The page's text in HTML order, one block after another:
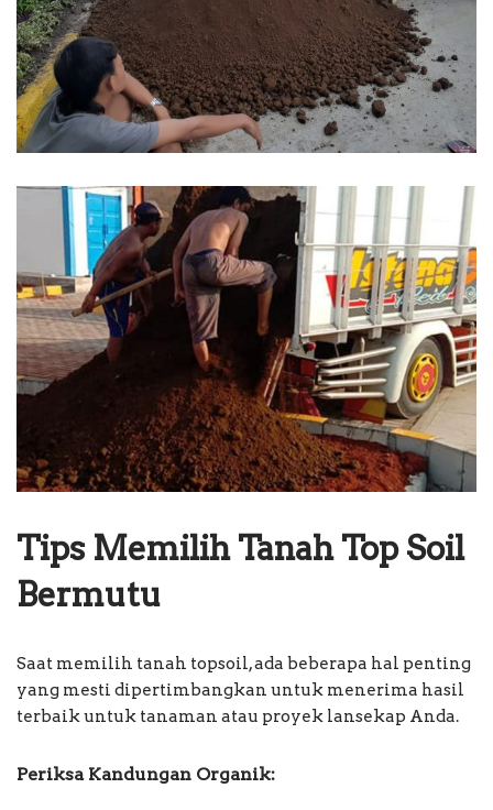
Tips Memilih Tanah Top Soil
Bermutu
Saat memilih tanah topsoil, ada beberapa hal penting
yang mesti dipertimbangkan untuk menerima hasil
terbaik untuk tanaman atau proyek lansekap Anda.
Periksa Kandungan Organik: